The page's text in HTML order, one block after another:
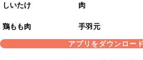
しいたけ 肉
鶏もも肉
手羽元
アプリをダウンロー